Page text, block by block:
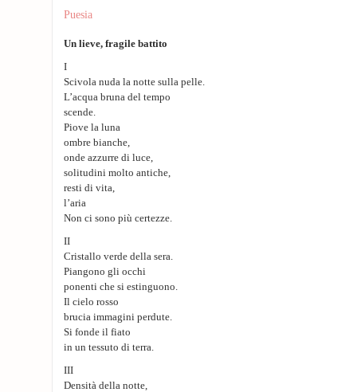
Puesia
Un lieve, fragile battito
I
Scivola nuda la notte sulla pelle.
L’acqua bruna del tempo
scende.
Piove la luna
ombre bianche,
onde azzurre di luce,
solitudini molto antiche,
resti di vita,
l’aria
Non ci sono più certezze.
II
Cristallo verde della sera.
Piangono gli occhi
ponenti che si estinguono.
Il cielo rosso
brucia immagini perdute.
Si fonde il fiato
in un tessuto di terra.
III
Densità della notte,